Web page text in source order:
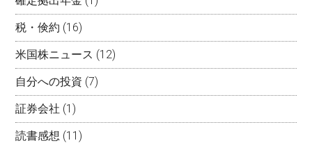
税・倹約 (16)
米国株ニュース (12)
自分への投資 (7)
証券会社 (1)
読書感想 (11)